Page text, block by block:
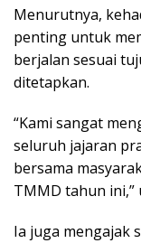
Menurutnya,
penting untuk
berjalan sesuai
ditetapkan.
“Kami sangat
seluruh jajaran
bersama
TMMD tahun ini,”
Ia juga mengajak